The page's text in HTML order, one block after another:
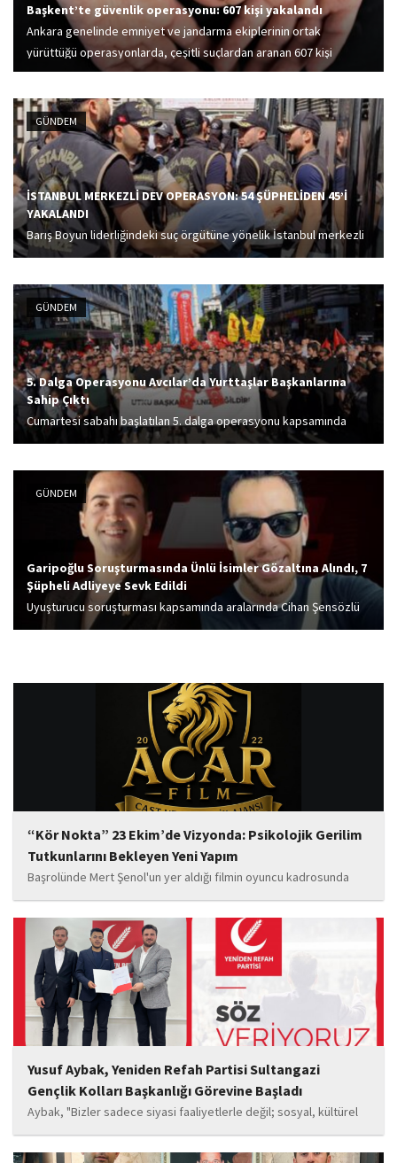
Başkent’te güvenlik operasyonu: 607 kişi yakalandı
Ankara genelinde emniyet ve jandarma ekiplerinin ortak
yürüttüğü operasyonlarda, çeşitli suçlardan aranan 607 kişi
yakalandı. Yakalananlar arasında uzun süreli hapis cezaları
bulunan hükümlüler de yer aldı.
GÜNDEM
İSTANBUL MERKEZLİ DEV OPERASYON: 54 ŞÜPHELİDEN 45’İ
YAKALANDI
Barış Boyun liderliğindeki suç örgütüne yönelik İstanbul merkezli
7 ilde düzenlenen operasyonda gözaltına alınan, aralarında 6
GÜNDEM
5. Dalga Operasyonu Avcılar’da Yurttaşlar Başkanlarına
Sahip Çıktı
Cumartesi sabahı başlatılan 5. dalga operasyonu kapsamında
gözaltına alınan Avcılar Belediye Başkanı Utku Caner Çaykara için,
GÜNDEM
Garipoğlu Soruşturmasında Ünlü İsimler Gözaltına Alındı, 7
Şüpheli Adliyeye Sevk Edildi
Uyuşturucu soruşturması kapsamında aralarında Cihan Şensözlü
ve Kasım Garipoğlu'nun şoförünün bulunduğu 7 şüpheli adliyeye
“Kör Nokta” 23 Ekim’de Vizyonda: Psikolojik Gerilim
Tutkunlarını Bekleyen Yeni Yapım
Başrolünde Mert Şenol'un yer aldığı filmin oyuncu kadrosunda
Esma Kıyanç, Ayşe Aktaş, Berna Kıyanç, Gökay Alpaslan Şahin,
Sema Yaldıran, Sıla Altıntaş, İsmail Akkoç, Celal Acar ve çocuk
oyuncu Görkem Akyol...
Yusuf Aybak, Yeniden Refah Partisi Sultangazi
Gençlik Kolları Başkanlığı Görevine Başladı
Aybak, "Bizler sadece siyasi faaliyetlerle değil; sosyal, kültürel
ve manevi değerleri güçlendiren çalışmalarla da gençlerimizin
yanında olacağız. Sultangazi'de birlik ve beraberlik ruhunu daha